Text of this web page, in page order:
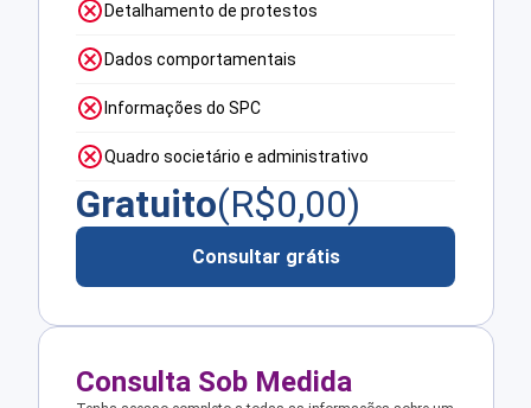
Detalhamento de protestos
Dados comportamentais
Informações do SPC
Quadro societário e administrativo
Gratuito(R$0,00)
Consultar grátis
Consulta Sob Medida